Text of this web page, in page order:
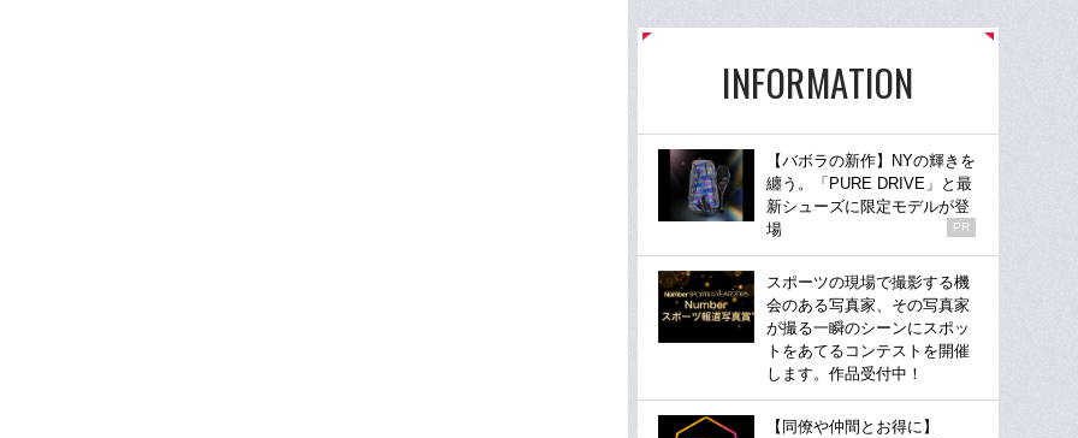
INFORMATION
【バボラの新作】NYの輝きを
纏う。「PURE DRIVE」と最
新シューズに限定モデルが登
場
PR
スポーツの現場で撮影する機
会のある写真家、その写真家
が撮る一瞬のシーンにスポッ
トをあてるコンテストを開催
します。作品受付中！
【同僚や仲間とお得に】